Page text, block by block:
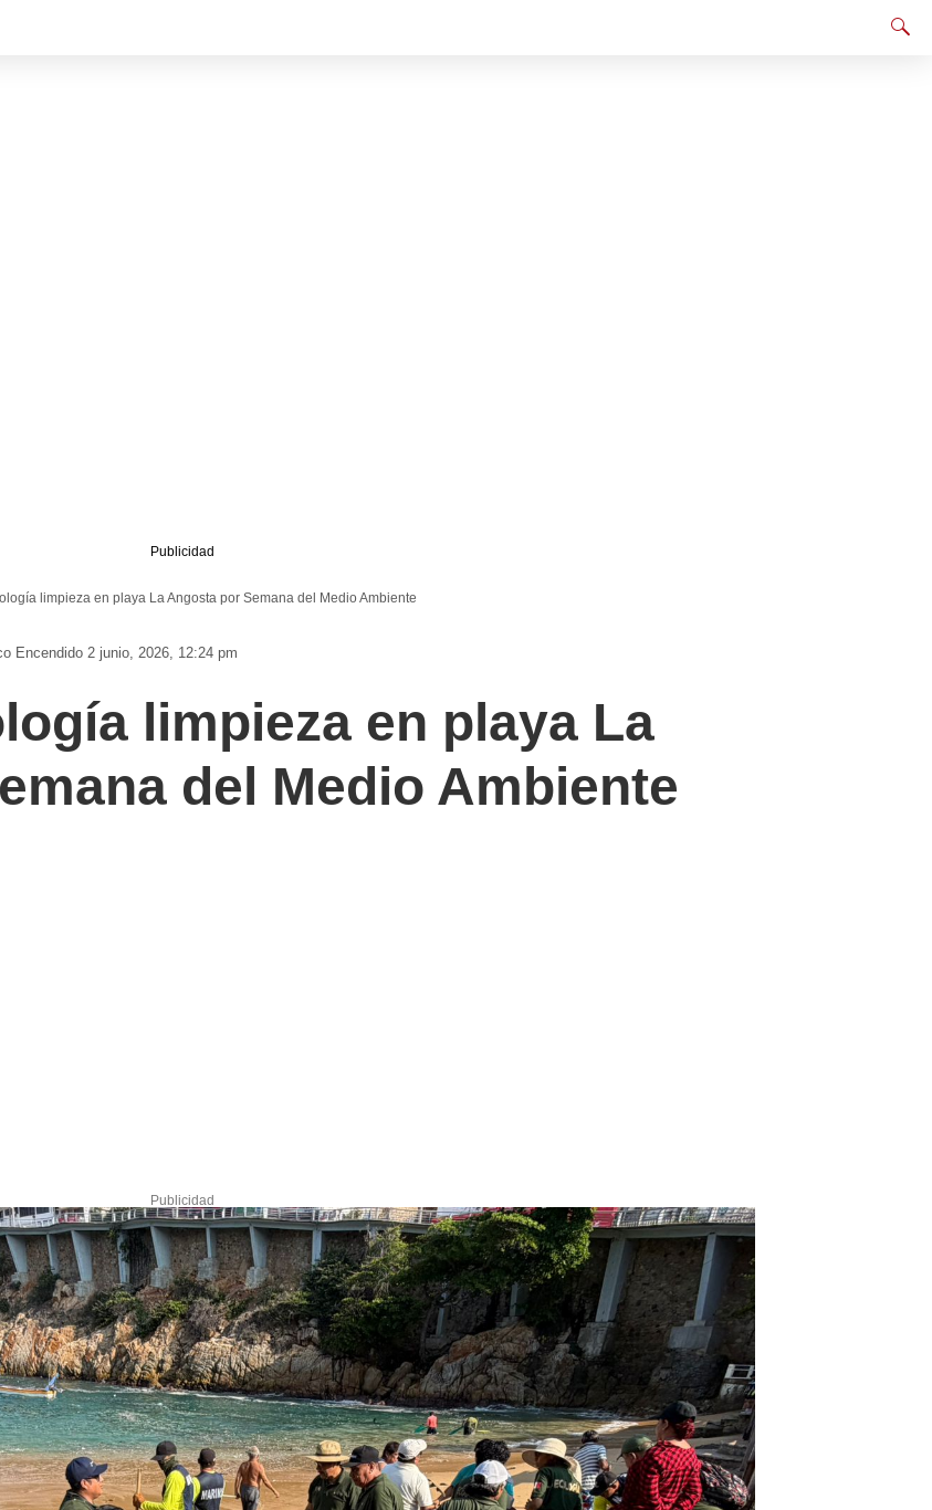
Publicidad
limpieza en playa La Angosta por Semana del Medio Ambiente
Encendido 2 junio, 2026, 12:24 pm
limpieza en playa La
del Medio Ambiente
Publicidad